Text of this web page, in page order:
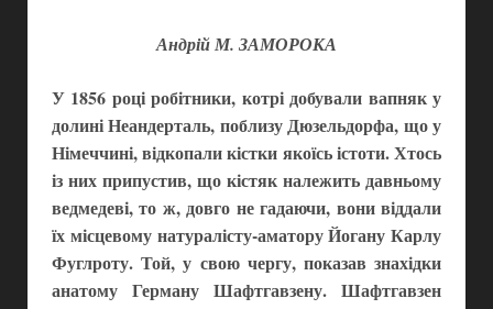
Андрій М. ЗАМОРОКА
У 1856 році робітники, котрі добували вапняк у
долині Неандерталь, поблизу Дюзельдорфа, що у
Німеччині, відкопали кістки якоїсь істоти. Хтось
із них припустив, що кістяк належить давньому
ведмедеві, то ж, довго не гадаючи, вони віддали
їх місцевому натуралісту-аматору Йогану Карлу
Фуглроту. Той, у свою чергу, показав знахідки
анатому Герману Шафтгавзену. Шафтгавзен